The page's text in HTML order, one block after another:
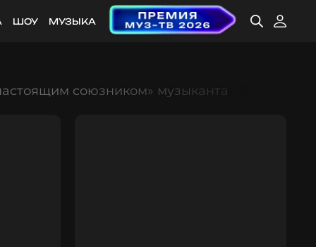
ШОУ МУЗЫКА
союзником» музыканта